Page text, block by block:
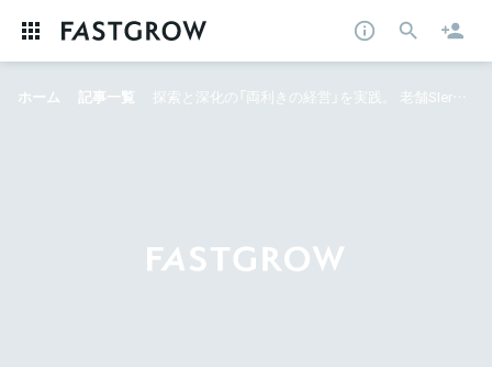
ホーム 記事一覧 探索と深化の「両利きの経営」を実践。 老舗SIerが実は超変革していた話──真摯×ディスラプティブに暴れてみないか？